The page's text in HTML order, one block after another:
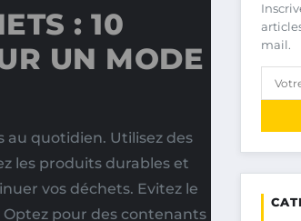
: 10
UN MODE
au quotidien. Utilisez des
les produits durables et
vos déchets. Evitez le
pour des contenants
mail.